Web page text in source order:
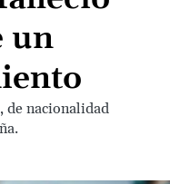
un
de nacionalidad